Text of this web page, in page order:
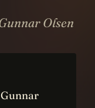
Olsen